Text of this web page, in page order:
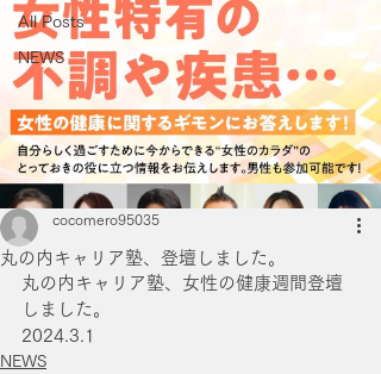
All Posts
NEWS
丸の内キャリア塾、登壇しました。
cocomero95035
丸の内キャリア塾、女性の健康週間登壇
しました。
2024.3.1
NEWS